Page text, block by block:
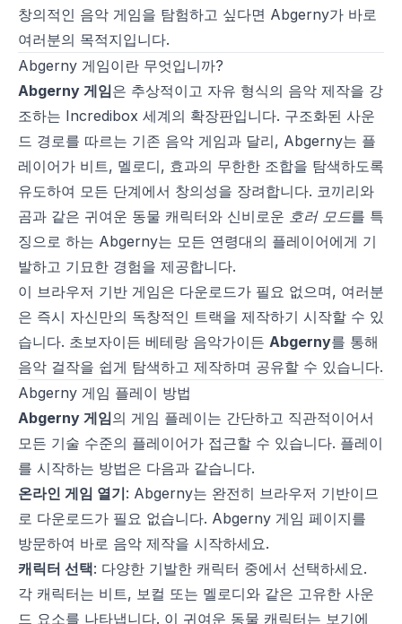
창의적인 음악 게임을 탐험하고 싶다면 Abgerny가 바로
여러분의 목적지입니다.
Abgerny 게임이란 무엇입니까?
Abgerny 게임은 추상적이고 자유 형식의 음악 제작을 강
조하는 Incredibox 세계의 확장판입니다. 구조화된 사운
드 경로를 따르는 기존 음악 게임과 달리, Abgerny는 플
레이어가 비트, 멜로디, 효과의 무한한 조합을 탐색하도록
유도하여 모든 단계에서 창의성을 장려합니다. 코끼리와
곰과 같은 귀여운 동물 캐릭터와 신비로운 호러 모드를 특
징으로 하는 Abgerny는 모든 연령대의 플레이어에게 기
발하고 기묘한 경험을 제공합니다.
이 브라우저 기반 게임은 다운로드가 필요 없으며, 여러분
은 즉시 자신만의 독창적인 트랙을 제작하기 시작할 수 있
습니다. 초보자이든 베테랑 음악가이든 Abgerny를 통해
음악 걸작을 쉽게 탐색하고 제작하며 공유할 수 있습니다.
Abgerny 게임 플레이 방법
Abgerny 게임의 게임 플레이는 간단하고 직관적이어서
모든 기술 수준의 플레이어가 접근할 수 있습니다. 플레이
를 시작하는 방법은 다음과 같습니다.
온라인 게임 열기: Abgerny는 완전히 브라우저 기반이므
로 다운로드가 필요 없습니다. Abgerny 게임 페이지를
방문하여 바로 음악 제작을 시작하세요.
캐릭터 선택: 다양한 기발한 캐릭터 중에서 선택하세요.
각 캐릭터는 비트, 보컬 또는 멜로디와 같은 고유한 사운
드 요소를 나타냅니다. 이 귀여운 동물 캐릭터는 보기에